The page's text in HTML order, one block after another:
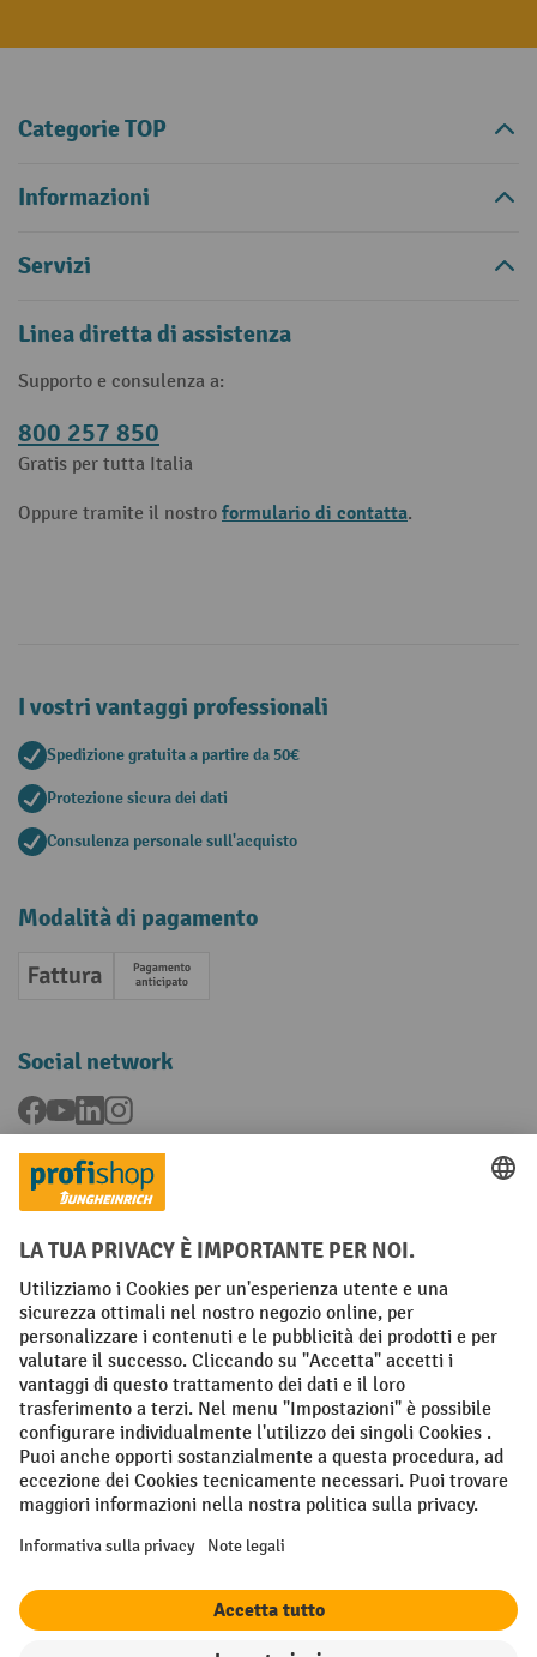
Categorie TOP
Informazioni
Servizi
Linea diretta di assistenza
Supporto e consulenza a:
800 257 850
Gratis per tutta Italia
Oppure tramite il nostro formulario di contatta.
I vostri vantaggi professionali
Spedizione gratuita a partire da 50€
Protezione sicura dei dati
Consulenza personale sull'acquisto
Modalità di pagamento
Fattura Pagamento anticipato
Social network
Facebook
YouTubeLinkedInInstagram
Condizioni Generali di Vendita
Dichiarazione di protezione dei dati Impronta
Impostazioni sulla privacy
All prices excl. VAT plusshipping costsand possible delivery charges,
if not stated otherwise.
¹ Lo sconto è valido fino a esaurimento scorte. Lo sconto non si applica
ai prezzi speciali. Non è possibile la combinazione con altri sconti o
buoni in percentuale. | ² Lo sconto viene concesso una sola volta al
per 10 giorni e può essere riscosso online a partire da un valore netto
categoria di prodotto ed è fino al 10%. Sono esclusi i transpallet
elettrici, i carrelli elevatori elettrici, i carrelli elevatori frontali